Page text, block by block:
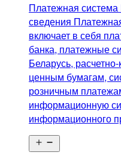
Платежная
сведения
включает в себя
банка, платежные
Беларусь,
ценным бумагам,
розничным
информационную
информационного